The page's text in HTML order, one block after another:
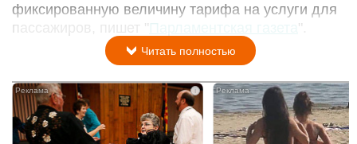
фиксированную величину тарифа на услуги для
пассажиров, пишет "Парламентская газета ".
Читать полностью